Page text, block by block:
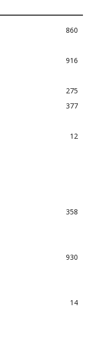
860
916
275
377
12
358
930
14